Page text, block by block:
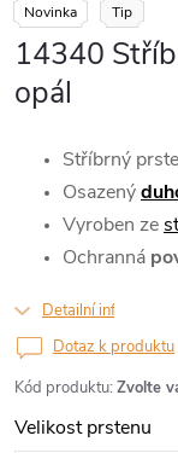
Novinka Tip
14340
opál
Kód produktu: Zvolte
Stříbrný
Osazený
Vyroben ze
Ochranná
Detailní informace
Velikost prstenu
Dotaz k produktu